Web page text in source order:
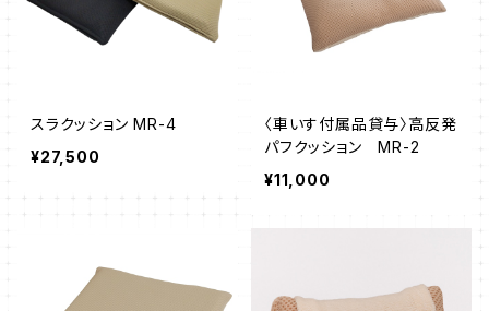
スラクッション MR-4
¥27,500
〈車いす付属品貸与〉高反発
パフクッション MR-2
¥11,000